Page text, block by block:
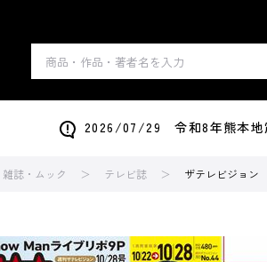
2026/07/29 令和8年熊本地
雑誌・ムック テレビ誌 ザテレビジョ